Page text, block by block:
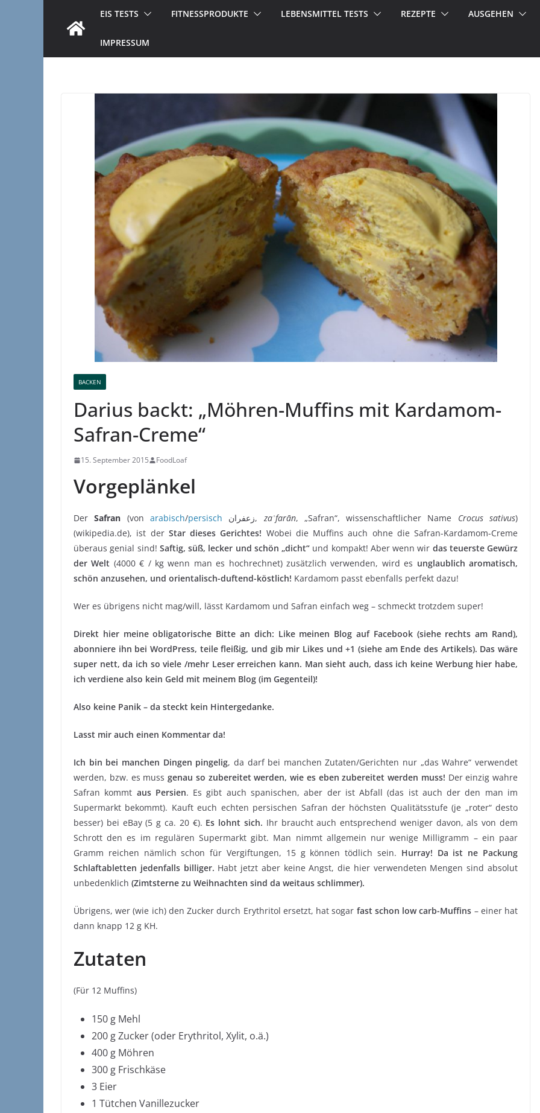
EIS TESTS FITNESSPRODUKTE LEBENSMITTEL TESTS REZEPTE AUSGEHEN
IMPRESSUM
BACKEN
Darius backt: „Möhren-Muffins mit Kardamom-
Safran-Creme“
15. September 2015 FoodLoaf
Vorgeplänkel
DerSafran (von arabisch/persisch زعفران‎, zaʿfarān, „Safran“, wissenschaftlicher Name Crocus sativus)
(wikipedia.de), ist der Star dieses Gerichtes! Wobei die Muffins auch ohne die Safran-Kardamom-Creme
überaus genial sind! Saftig, süß, lecker und schön „dicht“ und kompakt! Aber wenn wir das teuerste Gewürz
der Welt (4000 € / kg wenn man es hochrechnet) zusätzlich verwenden, wird es unglaublich aromatisch,
schön anzusehen, und orientalisch-duftend-köstlich! Kardamom passt ebenfalls perfekt dazu!
Wer es übrigens nicht mag/will, lässt Kardamom und Safran einfach weg – schmeckt trotzdem super!
Direkt hier meine obligatorische Bitte an dich: Like meinen Blog auf Facebook (siehe rechts am Rand),
abonniere ihn bei WordPress, teile fleißig, und gib mir Likes und +1 (siehe am Ende des Artikels). Das wäre
super nett, da ich so viele /mehr Leser erreichen kann. Man sieht auch, dass ich keine Werbung hier habe,
ich verdiene also kein Geld mit meinem Blog (im Gegenteil)!
Also keine Panik – da steckt kein Hintergedanke.
Lasst mir auch einen Kommentar da!
Ich bin bei manchen Dingen pingelig, da darf bei manchen Zutaten/Gerichten nur „das Wahre“ verwendet
werden, bzw. es muss genau so zubereitet werden, wie es eben zubereitet werden muss! Der einzig wahre
Safran kommt aus Persien. Es gibt auch spanischen, aber der ist Abfall (das ist auch der den man im
Supermarkt bekommt). Kauft euch echten persischen Safran der höchsten Qualitätsstufe (je „roter“ desto
besser) bei eBay (5 g ca. 20 €). Es lohnt sich. Ihr braucht auch entsprechend weniger davon, als von dem
Schrott den es im regulären Supermarkt gibt. Man nimmt allgemein nur wenige Milligramm – ein paar
Gramm reichen nämlich schon für Vergiftungen, 15 g können tödlich sein. Hurray! Da ist ne Packung
Schlaftabletten jedenfalls billiger. Habt jetzt aber keine Angst, die hier verwendeten Mengen sind absolut
unbedenklich (Zimtsterne zu Weihnachten sind da weitaus schlimmer).
Übrigens, wer (wie ich) den Zucker durch Erythritol ersetzt, hat sogar fast schon low carb-Muffins – einer hat
dann knapp 12 g KH.
Zutaten
(Für 12 Muffins)
150 g Mehl
200 g Zucker (oder Erythritol, Xylit, o.ä.)
400 g Möhren
300 g Frischkäse
3 Eier
1 Tütchen Vanillezucker